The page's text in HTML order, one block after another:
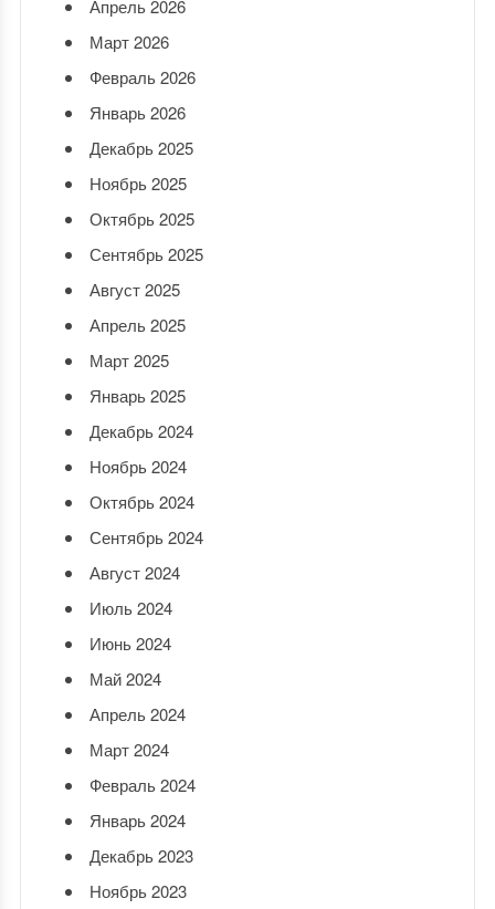
Апрель 2026
Март 2026
Февраль 2026
Январь 2026
Декабрь 2025
Ноябрь 2025
Октябрь 2025
Сентябрь 2025
Август 2025
Апрель 2025
Март 2025
Январь 2025
Декабрь 2024
Ноябрь 2024
Октябрь 2024
Сентябрь 2024
Август 2024
Июль 2024
Июнь 2024
Май 2024
Апрель 2024
Март 2024
Февраль 2024
Январь 2024
Декабрь 2023
Ноябрь 2023